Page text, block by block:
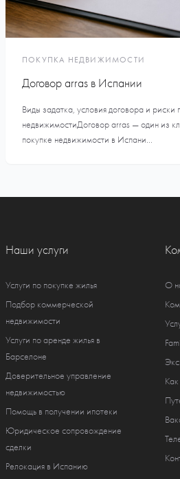
ПОКУПКА НЕДВИЖИМОСТИ
Договор arras в Испании
Виды задатка, условия договора и риски
недвижимостиДоговор arras — один из
покупке недвижимости в Испани...
Наши услуги
Услуги по покупке жилья
Подбор коммерческой
недвижимости
Услуги по аренде жилья в
Барселоне
Доверительное управление
недвижимостью
Помощь в получении ипотеки
Юридическое сопровождение
сделки
Релокация в Испанию
О